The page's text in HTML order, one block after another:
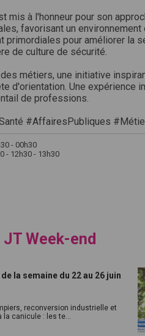
mis à l'honneur pour son
favorisant un environnement
primordiales pour améliorer la
de culture de sécurité.
métiers, une initiative
d'orientation. Une expérience
de professions.
#AffairesPubliques
- 00h30
- 12h30 - 13h30
Week-end
la semaine du 22 au 26 juin
reconversion industrielle et
la canicule : les te...